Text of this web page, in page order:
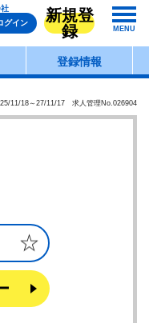
グイン
新規登
録
MENU
登録情報
11/18～27/11/17 求人管理No.026904